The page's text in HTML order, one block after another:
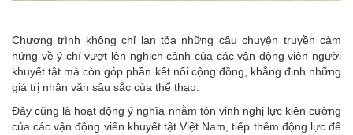
Chương trình không chỉ lan tỏa những câu chuyện truyền cảm
hứng về ý chí vượt lên nghịch cảnh của các vận động viên người
khuyết tật mà còn góp phần kết nối cộng đồng, khẳng định những
giá trị nhân văn sâu sắc của thể thao.
Đây cũng là hoạt động ý nghĩa nhằm tôn vinh nghị lực kiên cường
của các vận động viên khuyết tật Việt Nam, tiếp thêm động lực để